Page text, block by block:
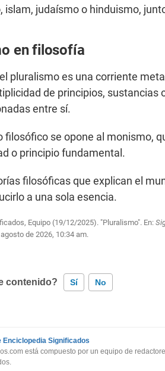
islam, judaísmo o hinduismo,
en filosofía
pluralismo es una corriente
de principios, sustancias
entre sí.
filosófico se opone al monismo,
o principio fundamental.
filosóficas que explican el
a una sola esencia.
Equipo (19/12/2025). "Pluralismo". En:
de 2026, 10:34 am.
contenido? Sí No
no tiene la información que busco
Enciclopedia Significados
está compuesto por un equipo de